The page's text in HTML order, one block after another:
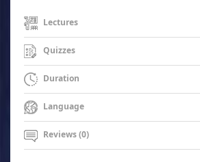
Lectures
Quizzes
Duration
Language
Reviews (0)